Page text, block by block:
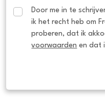
Door me in te
ik het recht heb om
proberen, dat ik
voorwaarden en dat